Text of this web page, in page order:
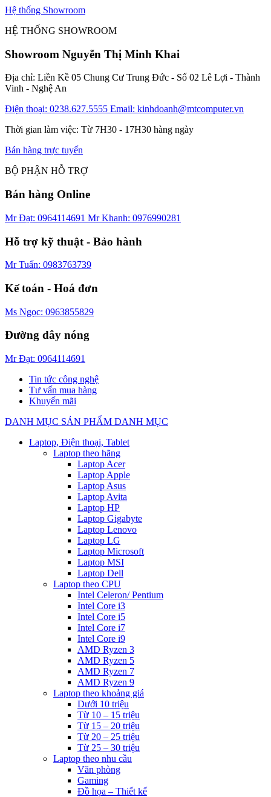
Hệ thống Showroom
HỆ THỐNG SHOWROOM
Showroom Nguyễn Thị Minh Khai
Địa chỉ: Liền Kề 05 Chung Cư Trung Đức - Số 02 Lê Lợi - Thành
Vinh - Nghệ An
Điện thoại: 0238.627.5555 Email: kinhdoanh@mtcomputer.vn
Thời gian làm việc: Từ 7H30 - 17H30 hàng ngày
Bán hàng trực tuyến
BỘ PHẬN HỖ TRỢ
Bán hàng Online
Mr Đạt: 0964114691 Mr Khanh: 0976990281
Hỗ trợ kỹ thuật - Bảo hành
Mr Tuấn: 0983763739
Kế toán - Hoá đơn
Ms Ngọc: 0963855829
Đường dây nóng
Mr Đạt: 0964114691
Tin tức công nghệ
Tư vấn mua hàng
Khuyến mãi
DANH MỤC SẢN PHẨM DANH MỤC
Laptop, Điện thoại, Tablet
Laptop theo hãng
Laptop Acer
Laptop Apple
Laptop Asus
Laptop Avita
Laptop HP
Laptop Gigabyte
Laptop Lenovo
Laptop LG
Laptop Microsoft
Laptop MSI
Laptop Dell
Laptop theo CPU
Intel Celeron/ Pentium
Intel Core i3
Intel Core i5
Intel Core i7
Intel Core i9
AMD Ryzen 3
AMD Ryzen 5
AMD Ryzen 7
AMD Ryzen 9
Laptop theo khoảng giá
Dưới 10 triệu
Từ 10 – 15 triệu
Từ 15 – 20 triệu
Từ 20 – 25 triệu
Từ 25 – 30 triệu
Laptop theo nhu cầu
Văn phòng
Gaming
Đồ họa – Thiết kế